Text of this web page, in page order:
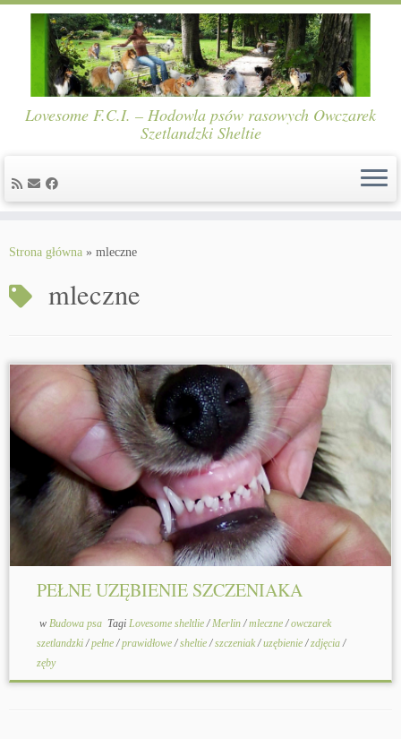
Lovesome F.C.I. – Hodowla psów rasowych Owczarek
Szetlandzki Sheltie
Strona główna » mleczne
mleczne
Pełne uzębienie szczeniaka
Wiele osób ma problem, jak rozpoznać, czy szczeniak ma
wszystkie zęby mleczne, czy też są jakieś braki. Jeśli już
w wieku szczenięcym brakuje zębów mlecznych, nie
można się spodziewać, ze u dorosłego psa będziemy mieli
pełen garnitur zębów. Ale jak to sprawdzić?
PEŁNE UZĘBIENIE SZCZENIAKA
w Budowa psa Tagi Lovesome sheltlie/Merlin/mleczne/owczarek
szetlandzki/pełne/prawidłowe/sheltie/szczeniak/uzębienie/zdjęcia/
zęby